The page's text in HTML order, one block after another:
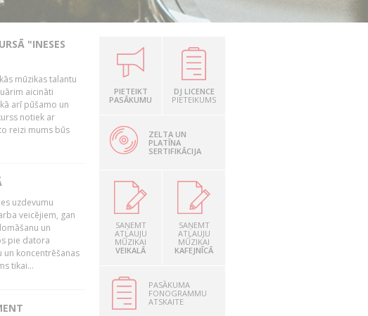
"INESES
mūzikas talantu
aicināti
arī pūšamo un
notiek ar
reizi mums būs
uzdevumu
veicējiem, gan
un
pie datora
koncentrēšanas
tikai...
PIETEIKT
PASĀKUMU
DJ LICENCE
PIETEIKUMS
ZELTA UN
PLATĪNA
SERTIFIKĀCIJA
SAŅEMT
ATĻAUJU
MŪZIKAI
VEIKALĀ
SAŅEMT
ATĻAUJU
MŪZIKAI
KAFEJNĪCĀ
PASĀKUMA
FONOGRAMMU
ATSKAITE